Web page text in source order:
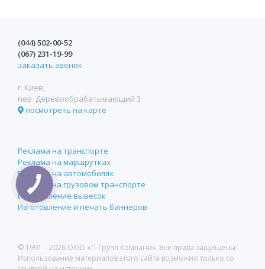
(044)502-00-52
(067) 231-19-99
заказать звонок
г. Киев,
пер. Деревообрабатывающий 3
посмотреть на карте
Реклама на транспорте
Реклама на маршрутках
Реклама на автомобилях
Реклама на грузовом транспорте
Изготовление вывесок
Изготовление и печать баннеров
© 1991 –2026 ООО «П-Групп Компани». Все права защищены.
Использование материалов этого сайта возможно только со